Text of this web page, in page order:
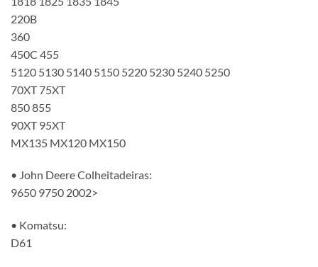
220B
360
450C 455
5120 5130 5140 5150 5220 5230 5240 5250
70XT 75XT
850 855
90XT 95XT
MX135 MX120 MX150
• John Deere Colheitadeiras:
9650 9750 2002>
• Komatsu:
D61